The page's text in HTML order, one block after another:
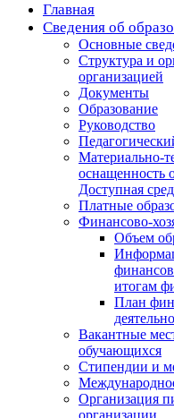
Главная
Сведения об
Основные
Структура и
организацией
Документы
Образование
Руководство
Материально-
оснащенность
Доступная
Платные
Финансово-
Объем
итогам
План
Вакантные
обучающихся
Стипендии и
Организация
организации